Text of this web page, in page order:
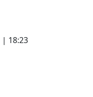
| 18:23